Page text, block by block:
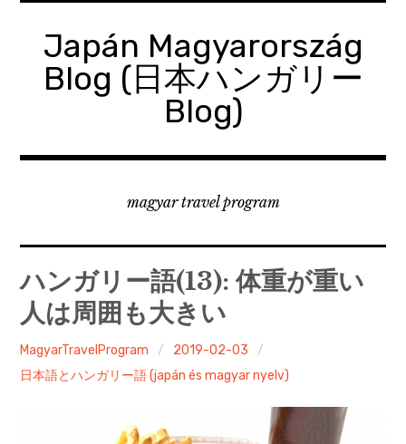
Japán Magyarország
Blog (日本ハンガリー
Blog)
magyar travel program
ハンガリー語(13): 体重が重い
人は周囲も大きい
MagyarTravelProgram
2019-02-03
日本語とハンガリー語 (japán és magyar nyelv)